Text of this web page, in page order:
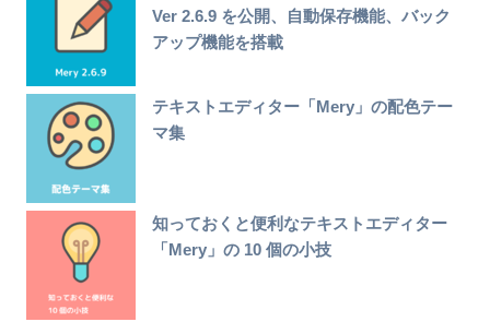
Ver 2.6.9 を公開、自動保存機能、バック
アップ機能を搭載
テキストエディター「Mery」の配色テー
マ集
知っておくと便利なテキストエディター
「Mery」の 10 個の小技